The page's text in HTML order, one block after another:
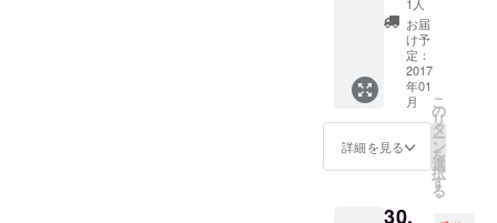
郵送さ
せて頂
き、 支
援者の
証明と
して
Funder
ステッ
カー
災トラ
防災ト
ランプ
1個」
======
======
======
======
==== お
いたこ
ター」
✔「Fun
derス
テッ
カー
(白)」
✔「Fun
derス
テッ
✔「Fun
1人
お届
け予
定：
2017
年01
月
詳細を見る
こ
の
リ
タ
ー
ン
を
選
択
す
る
30,